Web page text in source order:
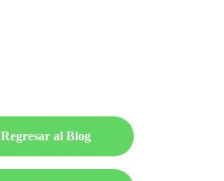
Regresar al Blog